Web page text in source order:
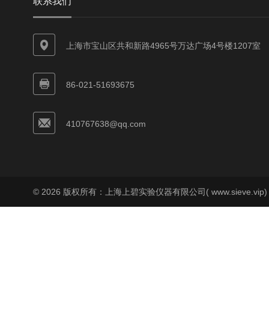
上海市宝山区共和新路4965号万达广场4号楼1207室
86-021-51693675
410767638@qq.com
© 2026 版权所有：上海上碧实验仪器有限公司(